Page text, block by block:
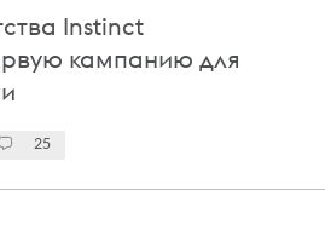
Instinct
кампанию для
25